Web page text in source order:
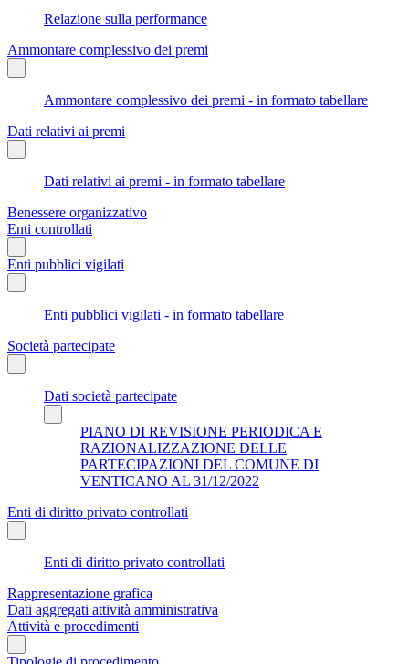
Relazione sulla performance
Ammontare complessivo dei premi
Ammontare complessivo dei premi - in formato tabellare
Dati relativi ai premi
Dati relativi ai premi - in formato tabellare
Benessere organizzativo
Enti controllati
Enti pubblici vigilati
Enti pubblici vigilati - in formato tabellare
Società partecipate
Dati società partecipate
PIANO DI REVISIONE PERIODICA E
RAZIONALIZZAZIONE DELLE
PARTECIPAZIONI DEL COMUNE DI
VENTICANO AL 31/12/2022
Enti di diritto privato controllati
Enti di diritto privato controllati
Rappresentazione grafica
Dati aggregati attività amministrativa
Attività e procedimenti